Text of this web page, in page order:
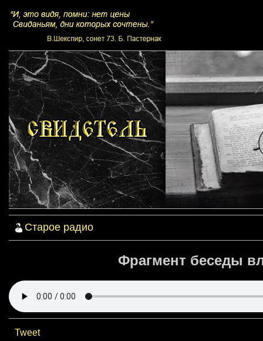
Старое радио
Фрагмент беседы
Tweet